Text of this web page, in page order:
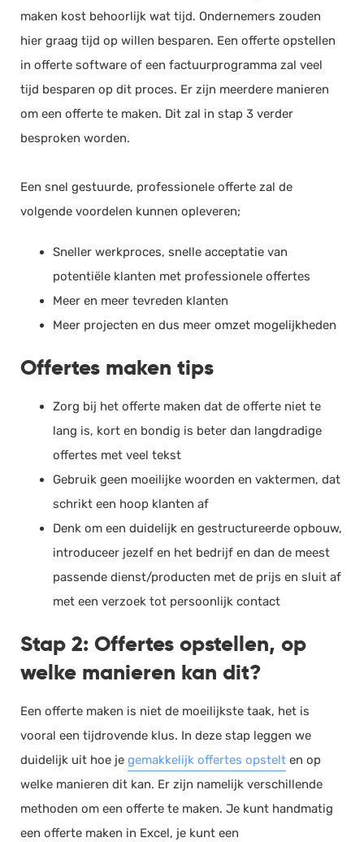
maken kost behoorlijk wat tijd. Ondernemers zouden
hier graag tijd op willen besparen. Een offerte opstellen
in offerte software of een factuurprogramma zal veel
tijd besparen op dit proces. Er zijn meerdere manieren
om een offerte te maken. Dit zal in stap 3 verder
besproken worden.
Een snel gestuurde, professionele offerte zal de
volgende voordelen kunnen opleveren;
Sneller werkproces, snelle acceptatie van
potentiële klanten met professionele offertes
Meer en meer tevreden klanten
Meer projecten en dus meer omzet mogelijkheden
Offertes maken tips
Zorg bij het offerte maken dat de offerte niet te
lang is, kort en bondig is beter dan langdradige
offertes met veel tekst
Gebruik geen moeilijke woorden en vaktermen, dat
schrikt een hoop klanten af
Denk om een duidelijk en gestructureerde opbouw,
introduceer jezelf en het bedrijf en dan de meest
passende dienst/producten met de prijs en sluit af
met een verzoek tot persoonlijk contact
Stap 2: Offertes opstellen, op
welke manieren kan dit?
Een offerte maken is niet de moeilijkste taak, het is
vooral een tijdrovende klus. In deze stap leggen we
duidelijk uit hoe je gemakkelijk offertes opstelt en op
welke manieren dit kan. Er zijn namelijk verschillende
methoden om een offerte te maken. Je kunt handmatig
een offerte maken in Excel, je kunt een